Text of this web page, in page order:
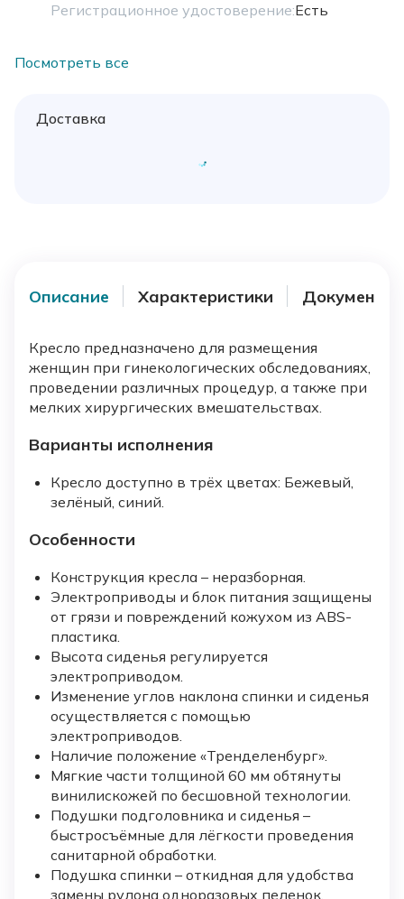
Регистрационное удостоверение:Есть
Посмотреть все
Доставка
Описание Характеристики Документы
Кресло предназначено для размещения
женщин при гинекологических обследованиях,
проведении различных процедур, а также при
мелких хирургических вмешательствах.
Варианты исполнения
Кресло доступно в трёх цветах: Бежевый,
зелёный, синий.
Особенности
Конструкция кресла – неразборная.
Электроприводы и блок питания защищены
от грязи и повреждений кожухом из ABS-
пластика.
Высота сиденья регулируется
электроприводом.
Изменение углов наклона спинки и сиденья
осуществляется с помощью
электроприводов.
Наличие положение «Тренделенбург».
Мягкие части толщиной 60 мм обтянуты
винилискожей по бесшовной технологии.
Подушки подголовника и сиденья –
быстросъёмные для лёгкости проведения
санитарной обработки.
Подушка спинки – откидная для удобства
замены рулона одноразовых пеленок.